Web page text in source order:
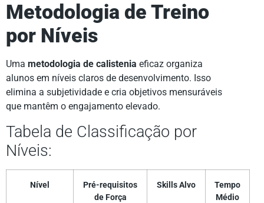
Metodologia de Treino
por Níveis
Uma metodologia de calistenia eficaz organiza
alunos em níveis claros de desenvolvimento. Isso
elimina a subjetividade e cria objetivos mensuráveis
que mantêm o engajamento elevado.
Tabela de Classificação por
Níveis:
Nível
Pré-requisitos
de Força
Skills Alvo
Tempo
Médio